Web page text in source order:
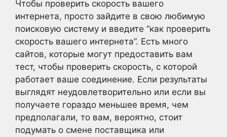
Чтобы проверить скорость вашего
интернета, просто зайдите в свою любимую
поисковую систему и введите “как проверить
скорость вашего интернета”. Есть много
сайтов, которые могут предоставить вам
тест, чтобы проверить скорость, с которой
работает ваше соединение. Если результаты
выглядят неудовлетворительно или если вы
получаете гораздо меньшее время, чем
предполагали, то вам, вероятно, стоит
подумать о смене поставщика или